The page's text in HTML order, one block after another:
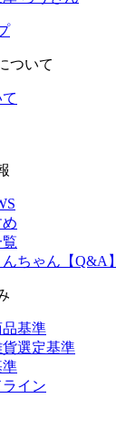
ついて
ちゃん【Q&A】
基準
選定基準
準
イン